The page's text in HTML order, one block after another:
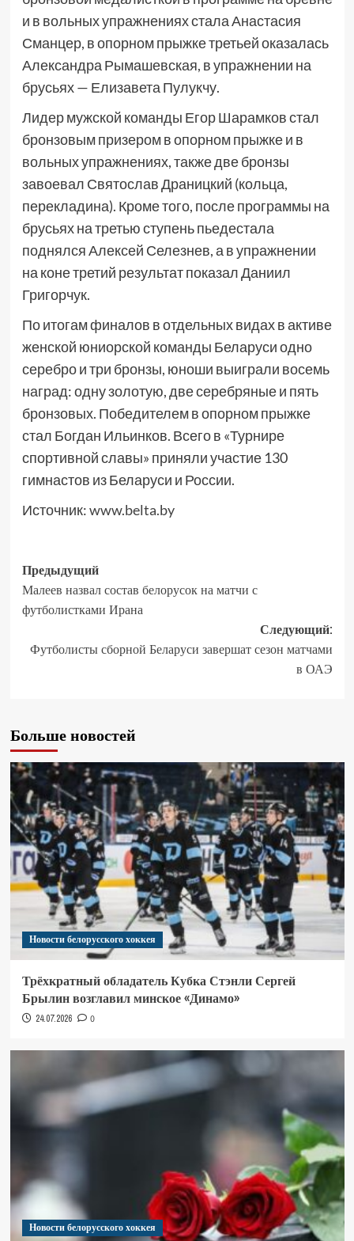
и в вольных упражнениях стала Анастасия
Сманцер, в опорном прыжке третьей оказалась
Александра Рымашевская, в упражнении на
брусьях — Елизавета Пулукчу.
Лидер мужской команды Егор Шарамков стал
бронзовым призером в опорном прыжке и в
вольных упражнениях, также две бронзы
завоевал Святослав Драницкий (кольца,
перекладина). Кроме того, после программы на
брусьях на третью ступень пьедестала
поднялся Алексей Селезнев, а в упражнении
на коне третий результат показал Даниил
Григорчук.
По итогам финалов в отдельных видах в активе
женской юниорской команды Беларуси одно
серебро и три бронзы, юноши выиграли восемь
наград: одну золотую, две серебряные и пять
бронзовых. Победителем в опорном прыжке
стал Богдан Ильинков. Всего в «Турнире
спортивной славы» приняли участие 130
гимнастов из Беларуси и России.
Источник:www.belta.by
Предыдущий
Малеев назвал состав белорусок на матчи с
футболистками Ирана
Следующий:
Футболисты сборной Беларуси завершат сезон матчами
в ОАЭ
Больше новостей
Новости белорусского хоккея
Трёхкратный обладатель Кубка Стэнли Сергей
Брылин возглавил минское «Динамо»
24.07.2026 0
Новости белорусского хоккея